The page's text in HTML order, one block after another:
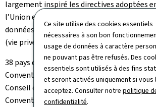
Ce site utilise des cookies essentiels
nécessaires à son bon
usage de données à caractère
ne pouvant pas être refusés. Des
essentiels sont utilisés à des fins
et seront activés uniquement si vous
acceptez. Consulter notrepolitique
confidentialité.
largement inspiré les directives adoptées
l’Union européenne le 24 octobre 1995
données personnelles et libre circulation)
(vie privée et communications
38 pays dont le Luxembourg ont adhéré
Convention (108) de Strasbourg élaborée
Conseil de l’Europe sur les fondements de
Convention européenne de sauvegarde des